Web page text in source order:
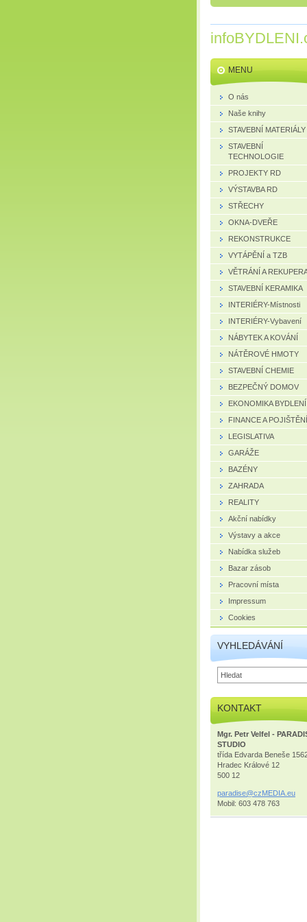
MENU
O nás
Naše knihy
STAVEBNÍ MATERIÁLY
STAVEBNÍ
TECHNOLOGIE
PROJEKTY RD
VÝSTAVBA RD
STŘECHY
OKNA-DVEŘE
REKONSTRUKCE
VYTÁPĚNÍ a TZB
VĚTRÁNÍ A
STAVEBNÍ KERAMIKA
INTERIÉRY-Místnosti
INTERIÉRY-Vybavení
NÁBYTEK A KOVÁNÍ
NÁTĚROVÉ HMOTY
STAVEBNÍ CHEMIE
BEZPEČNÝ DOMOV
EKONOMIKA BYDLENÍ
FINANCE A POJIŠTĚNÍ
LEGISLATIVA
GARÁŽE
BAZÉNY
ZAHRADA
REALITY
Akční nabídky
Výstavy a akce
Nabídka služeb
Bazar zásob
Pracovní místa
Impressum
Cookies
VYHLEDÁVÁNÍ
KONTAKT
Mgr. Petr Velfel -
STUDIO
třída Edvarda Beneše
Hradec Králové 12
500 12
paradise@czMEDIA .eu
Mobil: 603 478 763